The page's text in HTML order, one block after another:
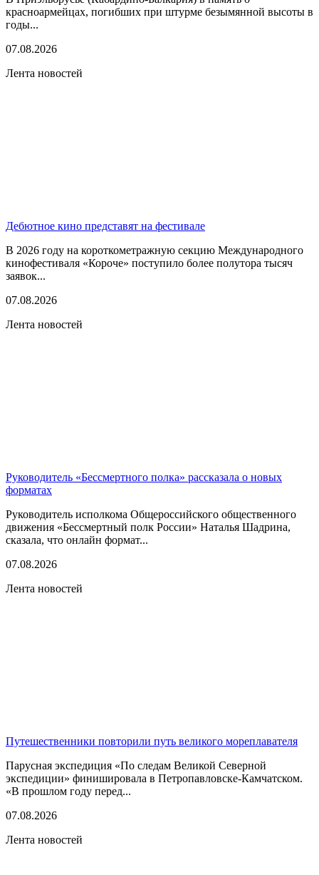
красноармейцах, погибших при штурме безымянной высоты в
годы...
07.08.2026
Лента новостей
Дебютное кино представят на фестивале
В 2026 году на короткометражную секцию Международного
кинофестиваля «Короче» поступило более полутора тысяч
заявок...
07.08.2026
Лента новостей
Руководитель «Бессмертного полка» рассказала о новых
форматах
Руководитель исполкома Общероссийского общественного
движения «Бессмертный полк России» Наталья Шадрина,
сказала, что онлайн формат...
07.08.2026
Лента новостей
Путешественники повторили путь великого мореплавателя
Парусная экспедиция «По следам Великой Северной
экспедиции» финишировала в Петропавловске-Камчатском.
«В прошлом году перед...
07.08.2026
Лента новостей